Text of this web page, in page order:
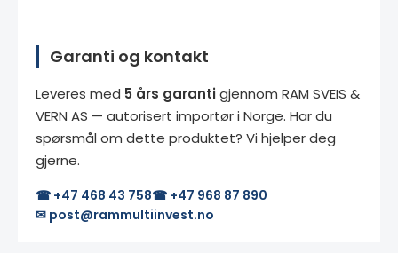
Garanti og kontakt
Leveres med 5 års garantigjennom RAM SVEIS &
VERN AS — autorisert importør i Norge. Har du
spørsmål om dette produktet? Vi hjelper deg
gjerne.
☎ +47 468 43 758☎ +47 968 87 890
✉ post@rammultiinvest.no